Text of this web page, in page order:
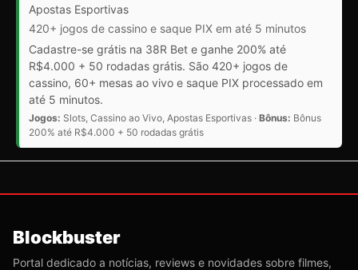
Apostas Esportivas
420+ jogos de cassino e saque PIX em até 5 minutos
Cadastre-se grátis na 38R Bet e ganhe 200% até
R$4.000 + 50 rodadas grátis. São 420+ jogos de
cassino, 60+ mesas ao vivo e saque PIX processado em
até 5 minutos.
Jogos: Slots, Cassino ao Vivo, Apostas Esportivas · Bônus: Bônus
200% até R$4.000 + 50 rodadas grátis
Blockbuster
Portal dedicado a notícias, reviews e novidades sobre filmes,